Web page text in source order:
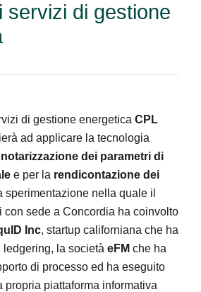
servizi di gestione
di gestione energetica CPL
ad applicare la tecnologia
notarizzazione dei parametri di
e per la rendicontazione dei
sperimentazione nella quale il
con sede a Concordia ha coinvolto
Inc, startup californiana che ha
la società eFM che ha
di processo ed ha eseguito
propria piattaforma informativa